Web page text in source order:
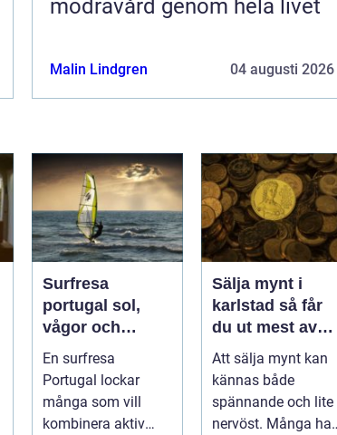
mödravård genom hela livet
Malin Lindgren 04 augusti 2026
Surfresa
portugal sol,
vågor och
gemenskap året
runt
En surfresa
Portugal lockar
många som vill
kombinera aktiv
Sälja mynt i
karlstad så får
du ut mest av
dina samlingar
Att sälja mynt kan
kännas både
spännande och lite
nervöst. Många har